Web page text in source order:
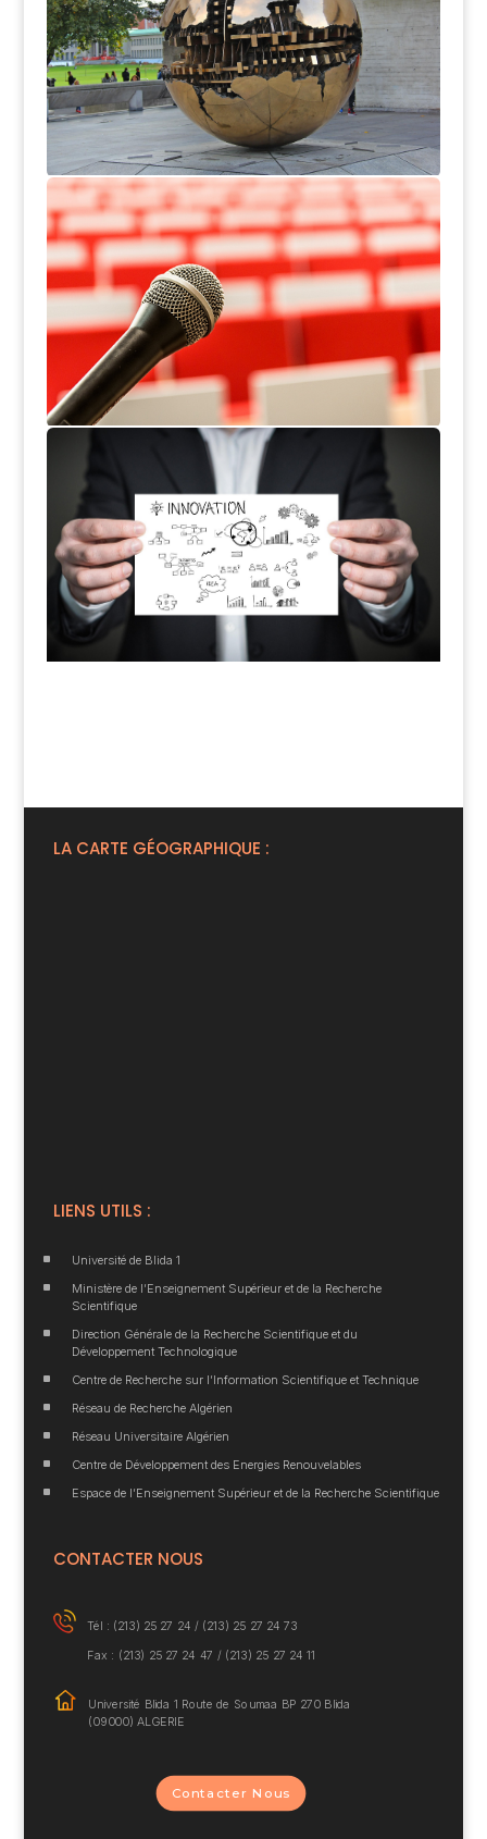
Evénements Scientifuques , Culturels
et Sportifs
voir Vidéos
Couvertures Médiatiques
Couvertures des chaines TV /Radio
Voir vidéos
Interfaces de l'Université
CDE ,CATI et Incubateur
voir les vidéos
LA CARTE GÉOGRAPHIQUE :
LIENS UTILS :
^ Université de Blida 1
^
Ministère de l’Enseignement Supérieur et de la Recherche
Scientifique
^
Direction Générale de la Recherche Scientifique et du
Développement Technologique
^ Centre de Recherche sur l’Information Scientifique et Technique
^ Réseau de Recherche Algérien
^ Réseau Universitaire Algérien
^ Centre de Développement des Energies Renouvelables
^ Espace de l’Enseignement Supérieur et de la Recherche Scientifique
CONTACTER NOUS
Tél : (213) 25 27 24 / (213) 25 27 24 73
Fax : (213) 25 27 24 47 / (213) 25 27 24 11
Université Blida 1 Route de Soumaa BP 270 Blida
(09000) ALGERIE
Contacter Nous